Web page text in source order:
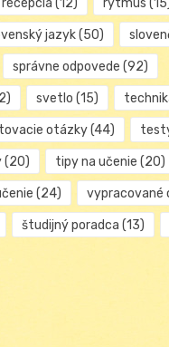
recepcia (12) rytmus
jazyk(50)
správne odpovede (92)
svetlo (15)
otázky(44)
(20) tipy na učenie (20)
(24) vypracované
študijný poradca (13)